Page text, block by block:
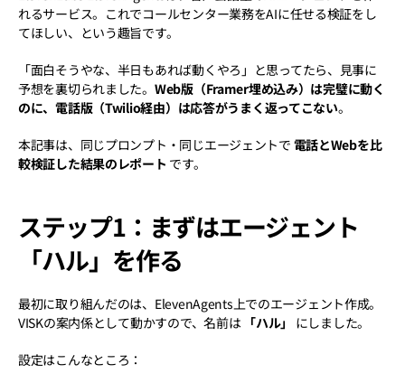
れるサービス。これでコールセンター業務をAIに任せる検証をし
てほしい、という趣旨です。
「面白そうやな、半日もあれば動くやろ」と思ってたら、見事に
予想を裏切られました。 Web版（Framer埋め込み）は完璧に動く
のに、電話版（Twilio経由）は応答がうまく返ってこない。
本記事は、同じプロンプト・同じエージェントで 電話とWebを比
較検証した結果のレポート です。
ステップ1：まずはエージェント
「ハル」を作る
最初に取り組んだのは、ElevenAgents上でのエージェント作成。
VISKの案内係として動かすので、名前は 「ハル」 にしました。
設定はこんなところ：